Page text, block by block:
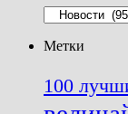
Рубрики
Метки
100